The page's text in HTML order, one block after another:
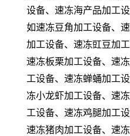
设备、速冻海产品加工
如速冻豆角加工设备、
加工设备、速冻豇豆加
速冻板栗加工设备、速
工设备、速冻蝉蛹加工
冻小龙虾加工设备、速
工设备、速冻鸡腿加工
速冻猪肉加工设备、速